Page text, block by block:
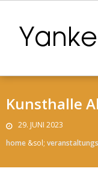
content
Kunsthalle
29. JUNI 2023
home &sol;